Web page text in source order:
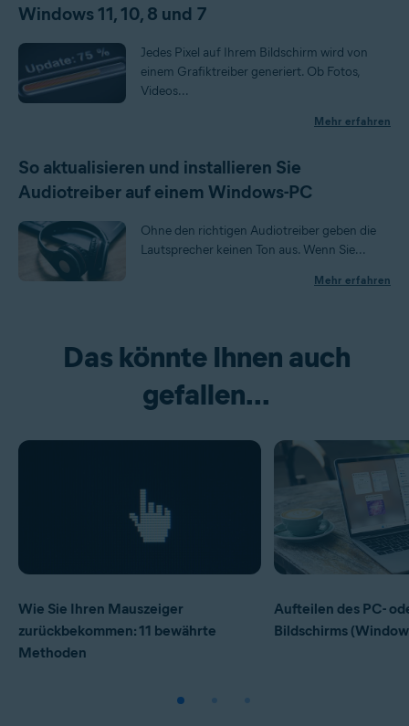
Windows 11, 10, 8 und 7
Jedes Pixel auf Ihrem Bildschirm wird von
einem Grafiktreiber generiert. Ob Fotos,
Videos...
Mehr erfahren
So aktualisieren und installieren Sie
Audiotreiber auf einem Windows-PC
Ohne den richtigen Audiotreiber geben die
Lautsprecher keinen Ton aus. Wenn Sie...
Mehr erfahren
Das könnte Ihnen auch
gefallen...
Wie Sie Ihren Mauszeiger
zurückbekommen: 11 bewährte
Methoden
Aufteilen des PC-
Bildschirms